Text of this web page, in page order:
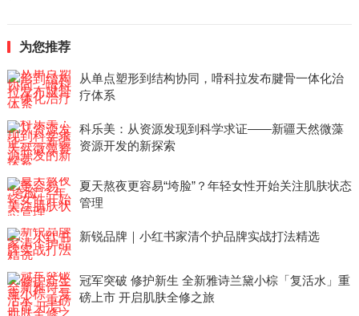
为您推荐
从单点塑形到结构协同，嗗科拉发布腱骨一体化治
疗体系
科乐美：从资源发现到科学求证——新疆天然微藻
资源开发的新探索
夏天熬夜更容易“垮脸”？年轻女性开始关注肌肤状态
管理
新锐品牌｜小红书家清个护品牌实战打法精选
冠军突破 修护新生 全新雅诗兰黛小棕「复活水」重
磅上市 开启肌肤全修之旅